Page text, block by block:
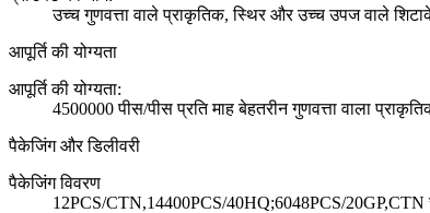
उच्च गुणवत्ता वाले प्राकृतिक, स्थिर और उच्च उपज वाले
आपूर्ति की योग्यता
आपूर्ति की योग्यता:
4500000 पीस/पीस प्रति माह बेहतरीन गुणवत्ता वाला
पैकेजिंग और डिलीवरी
पैकेजिंग विवरण
12PCS/CTN,14400PCS/40HQ;6048PCS/